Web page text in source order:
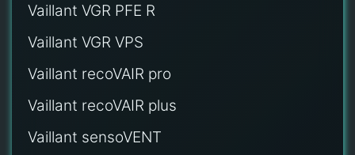
Vaillant VGR PFE R
Vaillant VGR VPS
Vaillant recoVAIR pro
Vaillant recoVAIR plus
Vaillant sensoVENT